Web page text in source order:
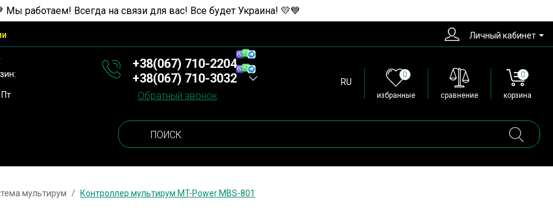
Мы работаем! Всегда на связи для вас! Все будет Украина! 💛💙
Личный кабинет
+38(067) 710-2204
+38(067) 710-3032
Обратный звонок
RU
0
избранные сравнение
0
корзина
мультирум Контроллер мультирум MT-Power MBS-801